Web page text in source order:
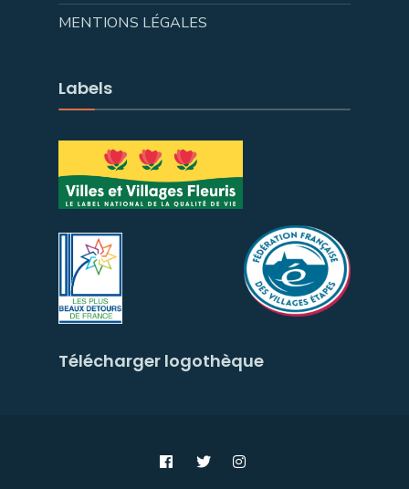
MENTIONS LÉGALES
Labels
Télécharger logothèque